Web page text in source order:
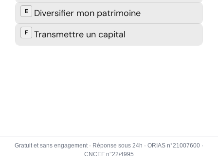
Gratuit et sans engagement · Réponse sous 24h · ORIAS n°21007600 ·
CNCEF n°22/4995